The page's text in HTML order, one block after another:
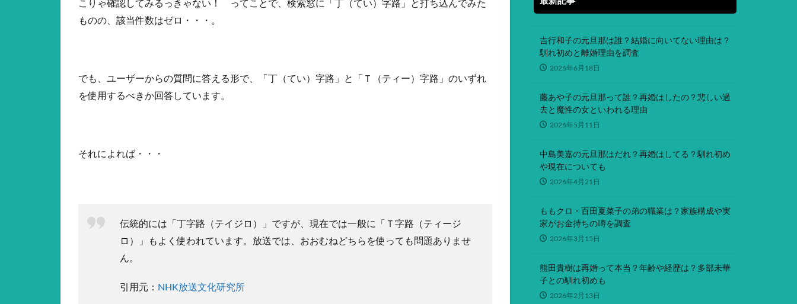
こりゃ確認してみるっきゃない！ ってことで、検索窓に「丁（てい）字路」と打ち込んでみた
ものの、該当件数はゼロ・・・。
でも、ユーザーからの質問に答える形で、「丁（てい）字路」と「Ｔ（ティー）字路」のいずれ
を使用するべきか回答しています。
それによれば・・・
伝統的には「丁字路（テイジロ）」ですが、現在では一般に「Ｔ字路（ティージ
ロ）」もよく使われています。放送では、おおむねどちらを使っても問題ありませ
ん。
引用元： NHK放送文化研究所
吉行和子の元旦那は誰？結婚に向いてない理由は？
馴れ初めと離婚理由を調査
2026年6月18日
藤あや子の元旦那って誰？再婚はしたの？悲しい過
去と魔性の女といわれる理由
2026年5月11日
中島美嘉の元旦那はだれ？再婚はしてる？馴れ初め
や現在についても
2026年4月21日
ももクロ・百田夏菜子の弟の職業は？家族構成や実
家がお金持ちの噂を調査
2026年3月15日
熊田貴樹は再婚って本当？年齢や経歴は？多部未華
子との馴れ初めも
2026年2月13日